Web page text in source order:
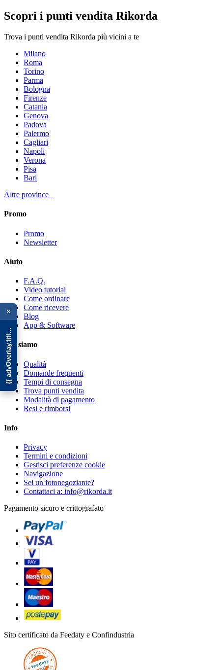
×
{{ advOverlay.title || 'Promo' }}
Scopri i punti vendita Rikorda
Trova i punti vendita Rikorda più vicini a te
Milano
Roma
Torino
Parma
Bologna
Firenze
Catania
Genova
Padova
Palermo
Cagliari
Napoli
Verona
Pisa
Bari
Altre province
Promo
Promo
Newsletter
Aiuto
F.A.Q.
Video tutorial
Come ordinare
Come ricevere
Blog
App & Software
Chi siamo
Qualità
Domande frequenti
Tempi di consegna
Trova punti vendita
Modalità di pagamento
Resi e rimborsi
Info
Privacy
Termini e condizioni
Gestisci preferenze cookie
Navigazione
Sei un fotonegoziante?
Contattaci a: info@rikorda.it
Pagamento sicuro e crittografato
Sito certificato da Feedaty e Confindustria